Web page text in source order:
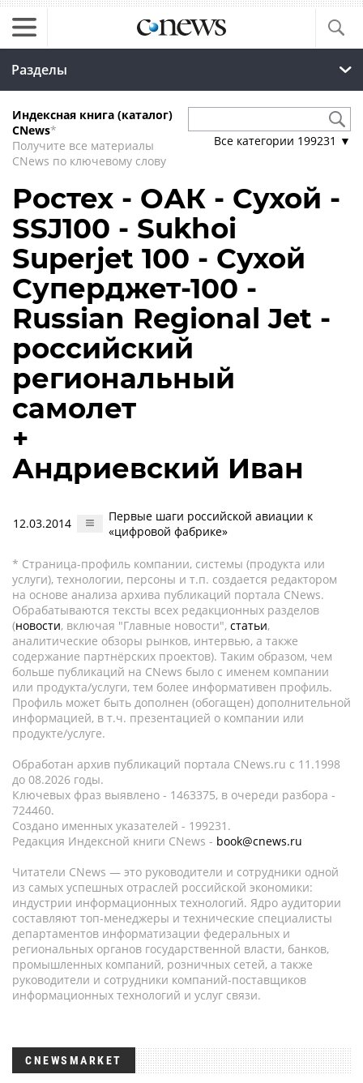
Разделы
Индексная книга (каталог)
CNews*
Получите все материалы
CNews по ключевому слову
Все категории 199231 ▼
Ростех - ОАК - Сухой -
SSJ100 - Sukhoi
Superjet 100 - Сухой
Суперджет-100 -
Russian Regional Jet -
российский
региональный
самолет
+
Андриевский Иван
12.03.2014
Первые шаги российской авиации к
«цифровой фабрике»
* Страница-профиль компании, системы (продукта или
услуги), технологии, персоны и т.п. создается редактором
на основе анализа архива публикаций портала CNews.
Обрабатываются тексты всех редакционных разделов
(новости, включая "Главные новости", статьи,
аналитические обзоры рынков, интервью, а также
содержание партнёрских проектов). Таким образом, чем
больше публикаций на CNews было с именем компании
или продукта/услуги, тем более информативен профиль.
Профиль может быть дополнен (обогащен) дополнительной
информацией, в т.ч. презентацией о компании или
продукте/услуге.
Обработан архив публикаций портала CNews.ru c 11.1998
до 08.2026 годы.
Ключевых фраз выявлено - 1463375, в очереди разбора -
724460.
Создано именных указателей - 199231.
Редакция Индексной книги CNews - book@cnews.ru
Читатели CNews — это руководители и сотрудники одной
из самых успешных отраслей российской экономики:
индустрии информационных технологий. Ядро аудитории
составляют топ-менеджеры и технические специалисты
департаментов информатизации федеральных и
региональных органов государственной власти, банков,
промышленных компаний, розничных сетей, а также
руководители и сотрудники компаний-поставщиков
информационных технологий и услуг связи.
CNEWSMARKET